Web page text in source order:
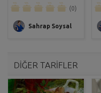
(0)
Sahrap Soysal
DİĞER TARİFLER